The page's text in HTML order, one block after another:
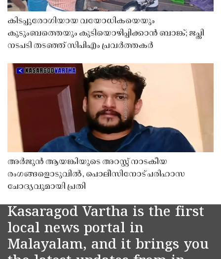
കിടപ്പുരോഗിയായ വയോധികയെയും
കുടുംബത്തെയും കുടിയൊഴിപ്പിക്കാൻ ബാങ്ക്; ജപ്തി
നടപടി തടഞ്ഞ് സിപിഎം പ്രവർത്തകർ
അർജുൻ ആയങ്കിയുടെ അറസ്റ്റ് നാടകീയ
രംഗങ്ങളൊടുവിൽ, പൊലീസിനോട് പരിഹാസ
ചോദ്യവുമായി പ്രതി
Kasaragod Vartha is the first
local news portal in
Malayalam, and it brings you